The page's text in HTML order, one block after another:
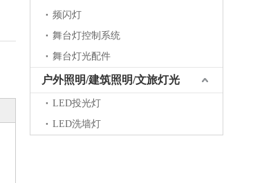
频闪灯
舞台灯控制系统
舞台灯光配件
户外照明/建筑照明/文旅灯光
LED投光灯
LED洗墙灯